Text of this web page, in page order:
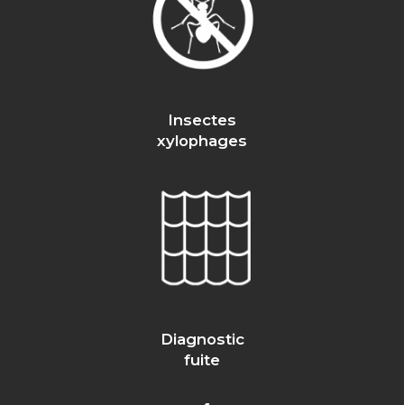
Insectes
xylophages
Diagnostic
fuite